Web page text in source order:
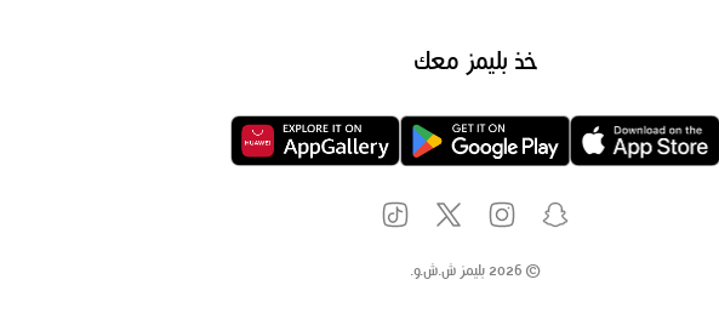
خذ بليمز معك
©
2026 بليمز ش.ش.و.